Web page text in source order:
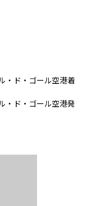
・ド・ゴール空港着
・ド・ゴール空港発